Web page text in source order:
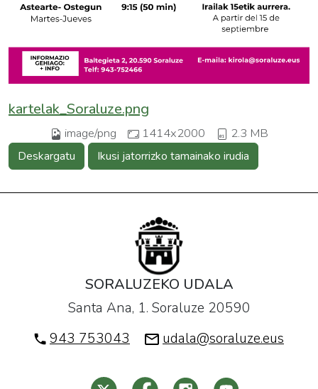
kartelak_Soraluze.png
image/png 1414x2000 2.3 MB
Deskargatu Ikusi jatorrizko tamainako irudia
SORALUZEKO UDALA
Santa Ana, 1. Soraluze 20590
943 753043
udala@soraluze.eus